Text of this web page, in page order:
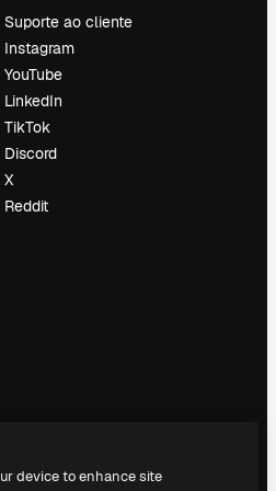
Suporte ao cliente
Instagram
YouTube
LinkedIn
TikTok
Discord
X
Reddit
device to enhance site